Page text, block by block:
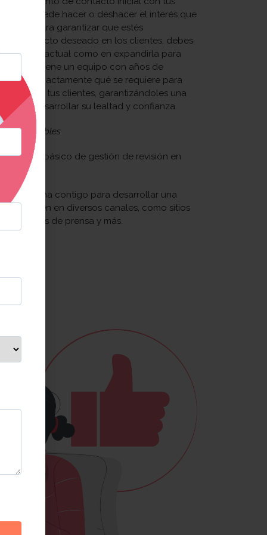
que puede hacer o deshacer el interés que
marca. Para garantizar que estés
el impacto deseado en los clientes, debes
actual como en expandirla para
Chili tiene un equipo con años de
saber exactamente qué se requiere para
y tus clientes, garantizándoles una
para desarrollar su lealtad y confianza.
y lamentables
servicio básico de gestión de revisión en
cercana contigo para desarrollar una
tu imagen en diversos canales, como sitios
de prensa y más.